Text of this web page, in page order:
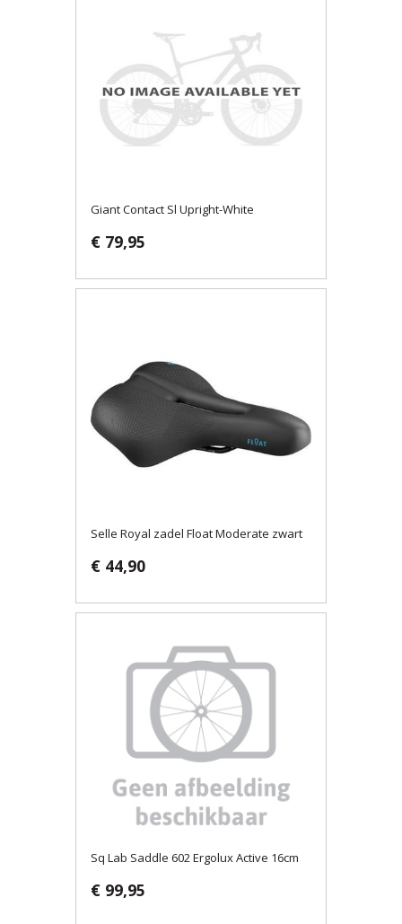
Giant Contact Sl Upright-White
€ 79,95
Selle Royal zadel Float Moderate zwart
€ 44,90
Sq Lab Saddle 602 Ergolux Active 16cm
€ 99,95